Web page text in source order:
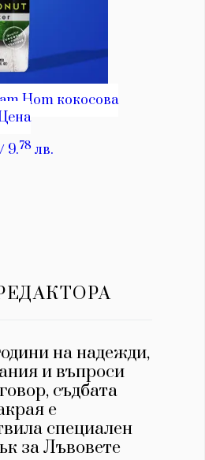
на надежди,
и въпроси
съдбата
е
специален
за Лъвовете